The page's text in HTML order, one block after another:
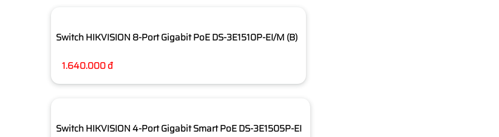
Switch HIKVISION 8-Port Gigabit PoE DS-3E1510P-EI/M (B)
1.640.000 đ
Switch HIKVISION 4-Port Gigabit Smart PoE DS-3E1505P-EI